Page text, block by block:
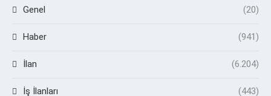
Genel (20)
Haber (941)
İlan (6.204)
İş İlanları (443)